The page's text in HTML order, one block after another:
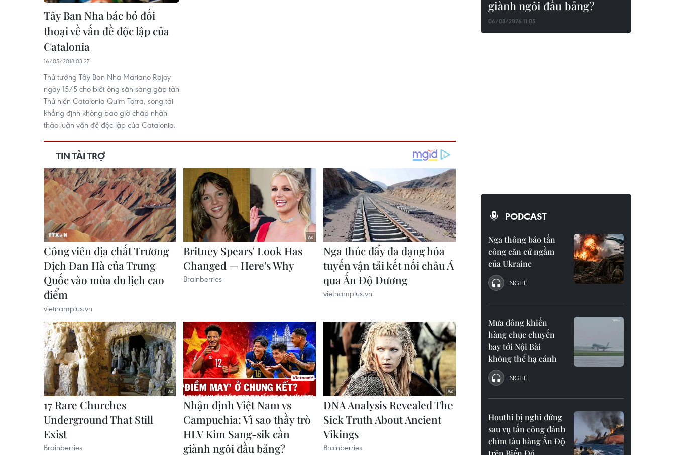
Tây Ban Nha bác bỏ đối
thoại về vấn đề độc lập của
Catalonia
16/05/2018 03:27
Thủ tướng Tây Ban Nha Mariano Rajoy
ngày 15/5 cho biết ông sẵn sàng gặp tân
Thủ hiến Catalonia Quim Torra, song tái
khẳng định không bao giờ chấp nhận
thảo luận vấn đề độc lập của Catalonia.
giành ngôi đầu bảng?
06/08/2026 11:05
PODCAST
Nga thông báo tấn
công căn cứ ngầm
của Ukraine
NGHE
Mưa dông khiến
hàng chục chuyến
bay tới Nội Bài
không thể hạ cánh
NGHE
Houthi bị nghi đứng
sau vụ tấn công đánh
chìm tàu hàng Ấn Độ